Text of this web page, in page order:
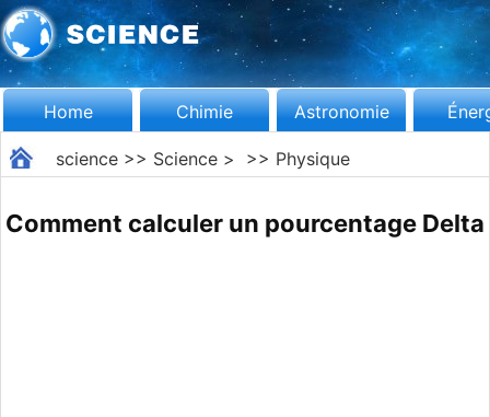
Home Chimie Astronomie
science>> Science> >> Physique
Comment calculer un pourcentage Delta